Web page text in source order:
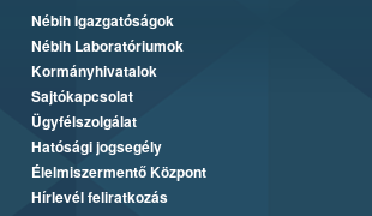
Nébih Igazgatóságok
Nébih Laboratóriumok
Kormányhivatalok
Sajtókapcsolat
Ügyfélszolgálat
Hatósági jogsegély
Élelmiszermentő Központ
Hírlevél feliratkozás